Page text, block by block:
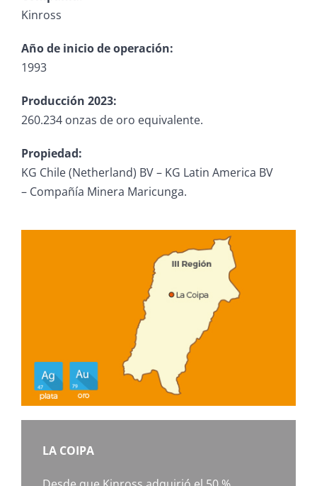
Kinross
Año de inicio de operación:
1993
Producción 2023:
260.234 onzas de oro equivalente.
Propiedad:
KG Chile (Netherland) BV – KG Latin America BV
– Compañía Minera Maricunga.
LA COIPA